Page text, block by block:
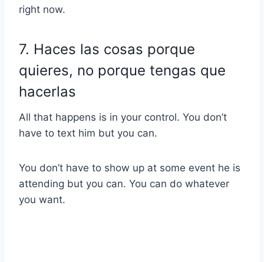
right now.
7. Haces las cosas porque
quieres, no porque tengas que
hacerlas
All that happens is in your control. You don’t
have to text him but you can.
You don’t have to show up at some event he is
attending but you can. You can do whatever
you want.